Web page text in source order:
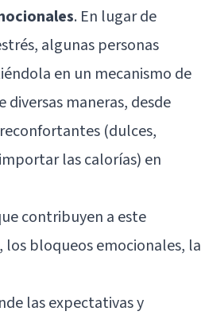
. En lugar de
algunas personas
en un mecanismo de
maneras, desde
(dulces,
las calorías) en
contribuyen a este
los bloqueos emocionales, la
las expectativas y